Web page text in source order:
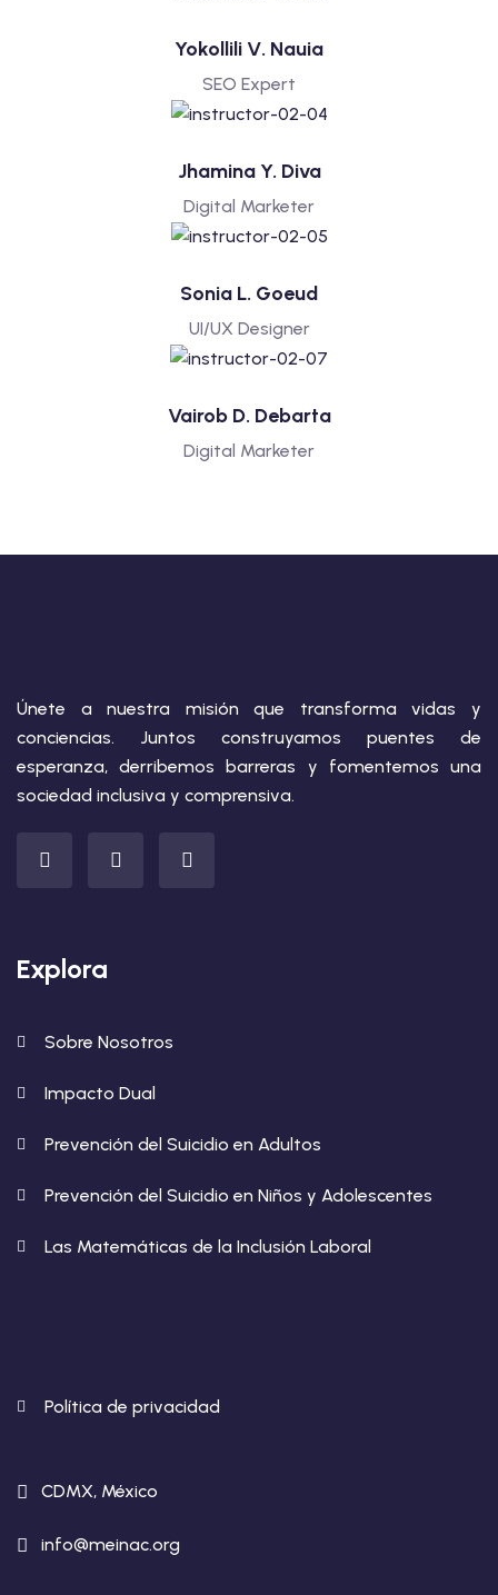
Yokollili V. Nauia
SEO Expert
Jhamina Y. Diva
Digital Marketer
Sonia L. Goeud
UI/UX Designer
Vairob D. Debarta
Digital Marketer
Únete a nuestra misión que transforma vidas y
conciencias. Juntos construyamos puentes de
esperanza, derribemos barreras y fomentemos una
sociedad inclusiva y comprensiva.
Explora
Sobre Nosotros
Impacto Dual
Prevención del Suicidio en Adultos
Prevención del Suicidio en Niños y Adolescentes
Las Matemáticas de la Inclusión Laboral
Política de privacidad
CDMX, México
info@meinac.org